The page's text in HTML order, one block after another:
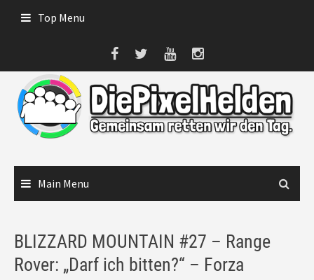
Top Menu
Main Menu
BLIZZARD MOUNTAIN #27 – Range
Rover: „Darf ich bitten?“ – Forza